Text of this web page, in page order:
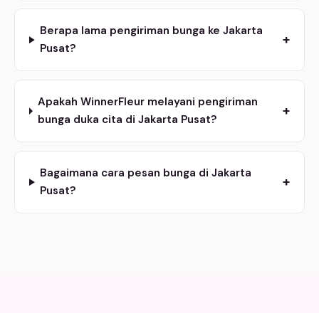
Berapa lama pengiriman bunga ke Jakarta
Pusat?
+
Apakah WinnerFleur melayani pengiriman
bunga duka cita di Jakarta Pusat?
+
Bagaimana cara pesan bunga di Jakarta
Pusat?
+